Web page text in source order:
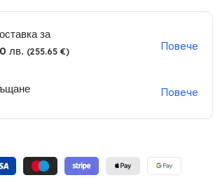
за
лв. (255.65 €) Повече
Повече